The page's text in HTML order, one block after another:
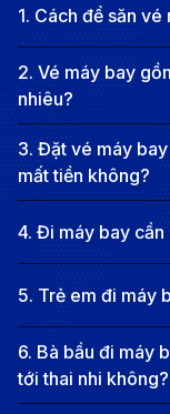
Dresden sở hữu
như Nhà thờ
Thành phố còn
thơ mộng, lý
thưởng ngoạn.
Dresden cũng là
quan trọng của
như Phòng tranh
Gewölbe, nơi lưu
vật lịch sử.
truyền thống và
khách từ khắp
1. Cách để săn vé
2. Vé máy bay
nhiêu?
3. Đặt vé máy
mất tiền không?
4. Đi máy bay cần
5. Trẻ em đi máy
6. Bà bầu đi máy
tới thai nhi không?